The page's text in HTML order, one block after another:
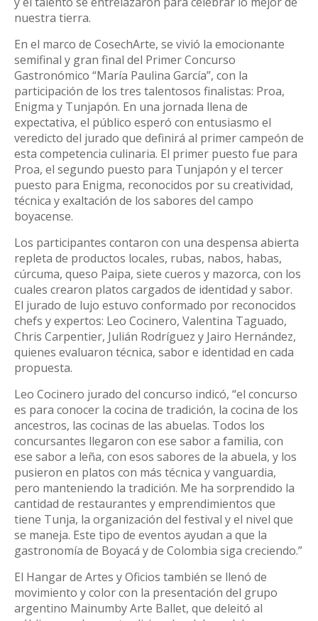
nuestra tierra.
En el marco de CosechArte, se vivió la emocionante
semifinal y gran final del Primer Concurso
Gastronómico “María Paulina García”, con la
participación de los tres talentosos finalistas: Proa,
Enigma y Tunjapón. En una jornada llena de
expectativa, el público esperó con entusiasmo el
veredicto del jurado que definirá al primer campeón de
esta competencia culinaria. El primer puesto fue para
Proa, el segundo puesto para Tunjapón y el tercer
puesto para Enigma, reconocidos por su creatividad,
técnica y exaltación de los sabores del campo
boyacense.
Los participantes contaron con una despensa abierta
repleta de productos locales, rubas, nabos, habas,
cúrcuma, queso Paipa, siete cueros y mazorca, con los
cuales crearon platos cargados de identidad y sabor.
El jurado de lujo estuvo conformado por reconocidos
chefs y expertos: Leo Cocinero, Valentina Taguado,
Chris Carpentier, Julián Rodríguez y Jairo Hernández,
quienes evaluaron técnica, sabor e identidad en cada
propuesta.
Leo Cocinero jurado del concurso indicó, “el concurso
es para conocer la cocina de tradición, la cocina de los
ancestros, las cocinas de las abuelas. Todos los
concursantes llegaron con ese sabor a familia, con
ese sabor a leña, con esos sabores de la abuela, y los
pusieron en platos con más técnica y vanguardia,
pero manteniendo la tradición. Me ha sorprendido la
cantidad de restaurantes y emprendimientos que
tiene Tunja, la organización del festival y el nivel que
se maneja. Este tipo de eventos ayudan a que la
gastronomía de Boyacá y de Colombia siga creciendo.”
El Hangar de Artes y Oficios también se llenó de
movimiento y color con la presentación del grupo
argentino Mainumby Arte Ballet, que deleitó al